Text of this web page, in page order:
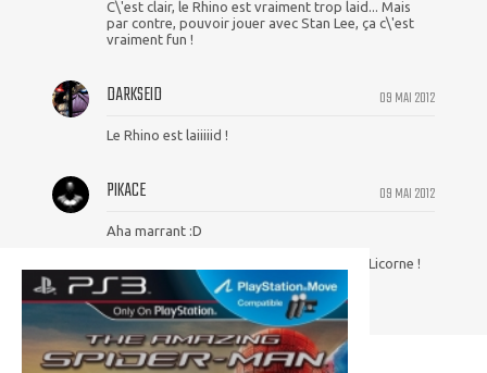
C\'est clair, le Rhino est vraiment trop laid... Mais
par contre, pouvoir jouer avec Stan Lee, ça c\'est
vraiment fun !
09 MAI 2012
DARKSEID
Le Rhino est laiiiiid !
09 MAI 2012
PIKACE
Aha marrant :D
Par contre, c\'est pas un Rhino, c\'est une Licorne !